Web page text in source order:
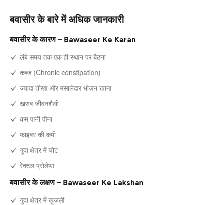
बवासीर के बारे में अधिक जानकारी
बवासीर के कारण – Bawaseer Ke Karan
लंबे समय तक एक ही स्थान पर बैठना
कब्ज (Chronic constipation)
ज्यादा तीखा और मसालेदार भोजन खाना
खराब जीवनशैली
कम पानी पीना
फाइबर की कमी
गुदा क्षेत्र में चोट
रेक्टल प्रोलेप्स
बवासीर के लक्षण – Bawaseer Ke Lakshan
गुदा क्षेत्र में खुजली